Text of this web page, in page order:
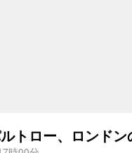
トロー、ロンド